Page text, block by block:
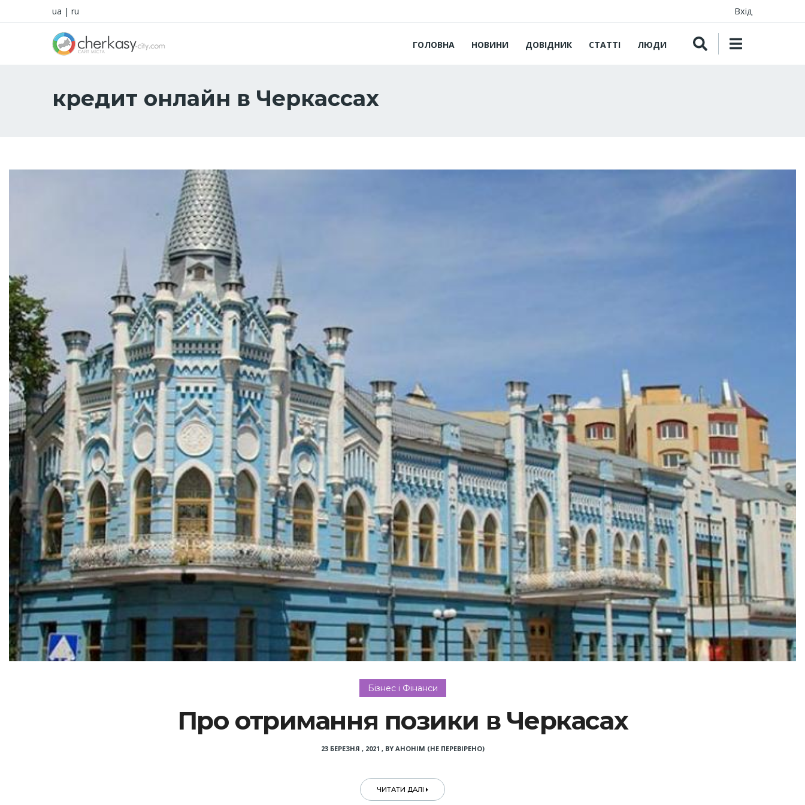
ua | ru Вхід
ГОЛОВНА НОВИНИ ДОВІДНИК СТАТТІ ЛЮДИ
кредит онлайн в Черкассах
Бізнес і Фінанси
Про отримання позики в Черкасах
23 БЕРЕЗНЯ , 2021 , BY АНОНІМ (НЕ ПЕРЕВІРЕНО)
ЧИТАТИ ДАЛІ